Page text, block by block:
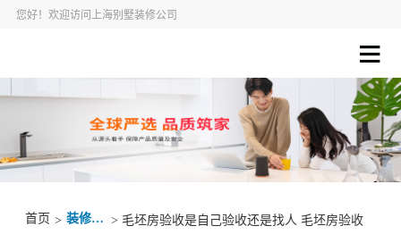
您好！欢迎访问上海别墅装修公司
首页 > 装修资讯 > 毛坯房验收是自己验收还是找人 毛坯房验收